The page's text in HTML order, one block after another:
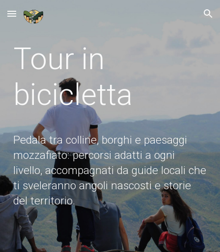
Skip to main content Skip to navigation
Tour in
bicicletta
Pedala tra colline, borghi e paesaggi
mozzafiato: percorsi adatti a ogni
livello, accompagnati da guide locali che
ti sveleranno angoli nascosti e storie
del territorio.